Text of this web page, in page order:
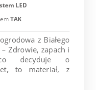
LED
TAK
z Białego
– Zdrowie, zapach i
co decyduje o
to materiał, z